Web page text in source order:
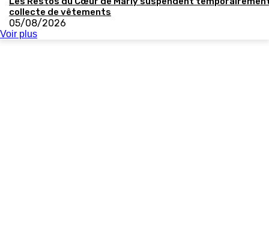
collecte de vêtements
05/08/2026
Voir plus